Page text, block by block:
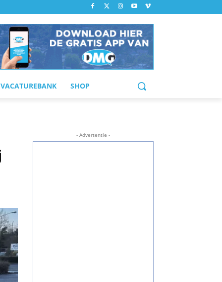
VACATUREBANK SHOP
- Advertentie -